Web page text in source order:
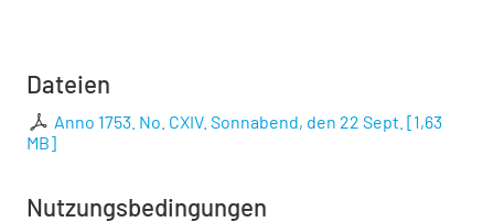
Dateien
Anno 1753. No. CXIV. Sonnabend, den 22 Sept. [1,63
MB]
Nutzungsbedingungen